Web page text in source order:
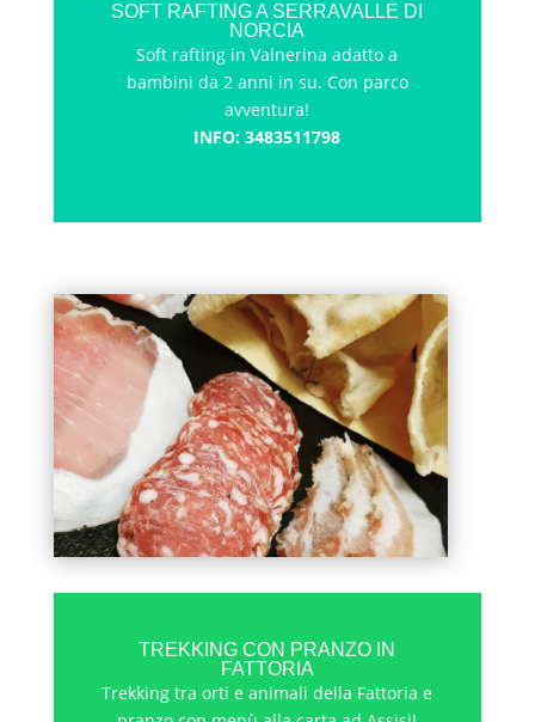
SOFT RAFTING A SERRAVALLE DI
NORCIA
Soft rafting in Valnerina adatto a
bambini da 2 anni in su. Con parco
avventura!
INFO: 3483511798
TREKKING CON PRANZO IN
FATTORIA
Trekking tra orti e animali della Fattoria e